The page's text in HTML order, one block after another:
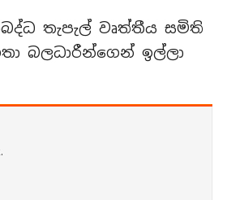
තැපැල් වෘත්තීය සමිති
බලධාරීන්ගෙන් ඉල්ලා